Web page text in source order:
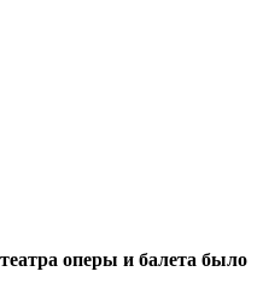
оперы и балета было